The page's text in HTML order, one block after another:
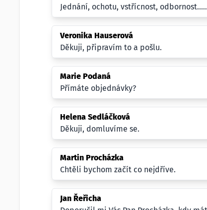
Jednání, ochotu, vstřícnost,
Veronika Hauserová
Děkuji, připravím to a pošlu.
Marie Podaná
Přímáte objednávky?
Helena Sedláčková
Děkuji, domluvíme se.
Martin Procházka
Chtěli bychom začít co nejdříve.
Jan Řeřicha